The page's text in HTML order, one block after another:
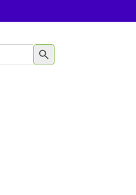
BOTÓN DE BÚSQUEDA